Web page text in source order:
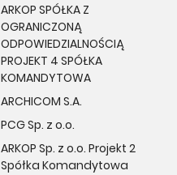
ARKOP SPÓŁKA Z
OGRANICZONĄ
ODPOWIEDZIALNOŚCIĄ
PROJEKT 4 SPÓŁKA
KOMANDYTOWA
ARCHICOM S.A.
PCG Sp. z o.o.
ARKOP Sp. z o.o. Projekt 2
Spółka Komandytowa